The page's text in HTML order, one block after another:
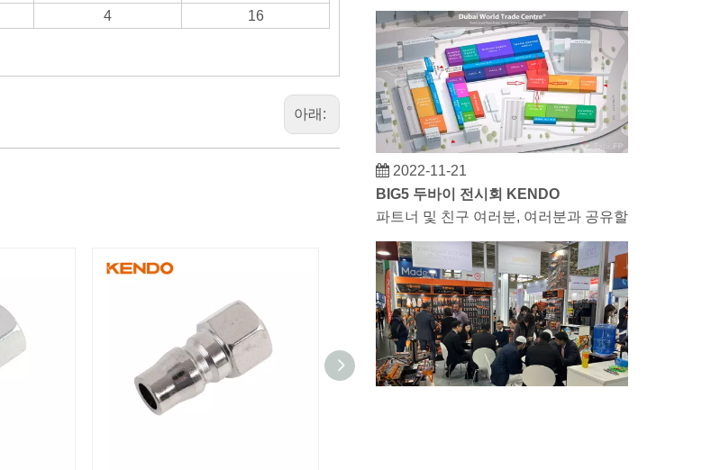
4 16
아래:
2022-11-21
BIG5 두바이 전시회 KENDO
파트너 및 친구 여러분, 여러분과 공유할 좋은 소